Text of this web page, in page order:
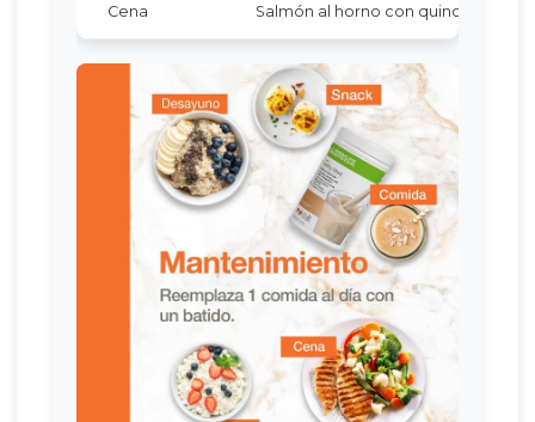
Cena Salmón al horno con quinoa